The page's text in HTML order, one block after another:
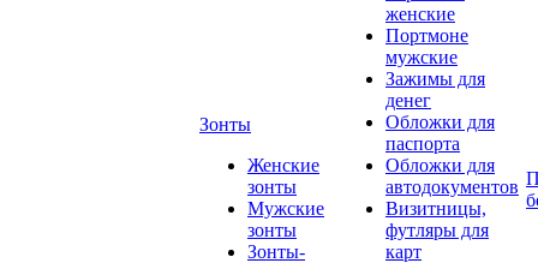
Зонты
Женские
зонты
Мужские
зонты
Зонты-
женские
Портмоне
мужские
Зажимы для
денег
Обложки для
паспорта
Обложки для
автодокументов
Визитницы,
футляры для
карт